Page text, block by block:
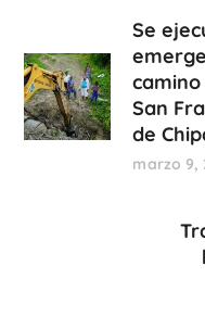
Se
San
de
marzo 9,